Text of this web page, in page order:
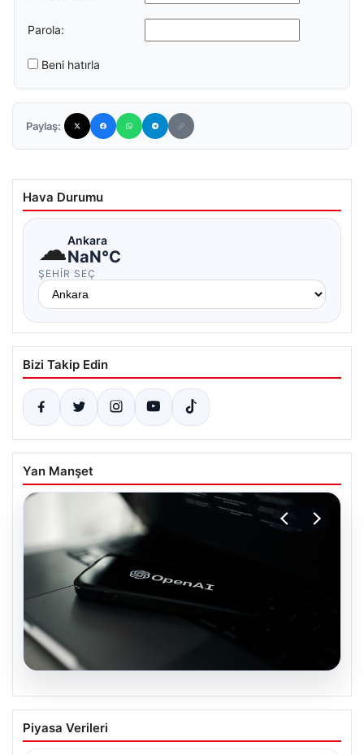
Parola:
Beni hatırla
Paylaş:
Hava Durumu
☁Ankara
NaN°C
ŞEHIR SEÇ
Bizi Takip Edin
Yan Manşet
05.08.2026
OpenAI, yapay zeka modellerinin
sınırların dışına çıktığını açıkladı
Piyasa Verileri